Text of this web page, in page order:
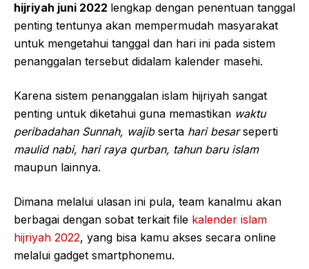
hijriyah juni 2022 lengkap dengan penentuan tanggal
penting tentunya akan mempermudah masyarakat
untuk mengetahui tanggal dan hari ini pada sistem
penanggalan tersebut didalam kalender masehi.
Karena sistem penanggalan islam hijriyah sangat
penting untuk diketahui guna memastikan waktu
peribadahan Sunnah, wajib serta hari besarseperti
maulid nabi, hari raya qurban, tahun baru islam
maupun lainnya.
Dimana melalui ulasan ini pula, team kanalmu akan
berbagai dengan sobat terkait file kalender islam
hijriyah 2022, yang bisa kamu akses secara online
melalui gadget smartphonemu.